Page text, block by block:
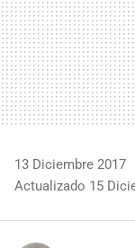
13 Diciembre 2017
Actualizado 15